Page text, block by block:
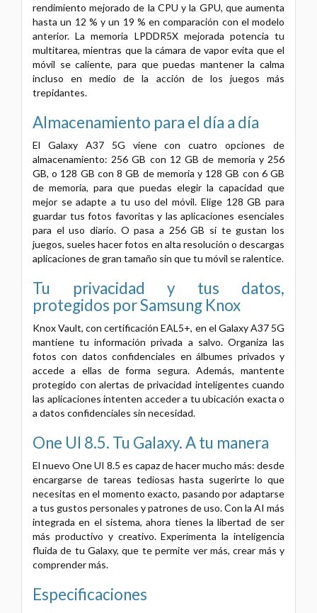
rendimiento mejorado de la CPU y la GPU, que aumenta
hasta un 12 % y un 19 % en comparación con el modelo
anterior. La memoria LPDDR5X mejorada potencia tu
multitarea, mientras que la cámara de vapor evita que el
móvil se caliente, para que puedas mantener la calma
incluso en medio de la acción de los juegos más
trepidantes.
Almacenamiento para el día a día
El Galaxy A37 5G viene con cuatro opciones de
almacenamiento: 256 GB con 12 GB de memoria y 256
GB, o 128 GB con 8 GB de memoria y 128 GB con 6 GB
de memoria, para que puedas elegir la capacidad que
mejor se adapte a tu uso del móvil. Elige 128 GB para
guardar tus fotos favoritas y las aplicaciones esenciales
para el uso diario. O pasa a 256 GB si te gustan los
juegos, sueles hacer fotos en alta resolución o descargas
aplicaciones de gran tamaño sin que tu móvil se ralentice.
Tu privacidad y tus datos,
protegidos por Samsung Knox
Knox Vault, con certificación EAL5+, en el Galaxy A37 5G
mantiene tu información privada a salvo. Organiza las
fotos con datos confidenciales en álbumes privados y
accede a ellas de forma segura. Además, mantente
protegido con alertas de privacidad inteligentes cuando
las aplicaciones intenten acceder a tu ubicación exacta o
a datos confidenciales sin necesidad.
One UI 8.5. Tu Galaxy. A tu manera
El nuevo One UI 8.5 es capaz de hacer mucho más: desde
encargarse de tareas tediosas hasta sugerirte lo que
necesitas en el momento exacto, pasando por adaptarse
a tus gustos personales y patrones de uso. Con la AI más
integrada en el sistema, ahora tienes la libertad de ser
más productivo y creativo. Experimenta la inteligencia
fluida de tu Galaxy, que te permite ver más, crear más y
comprender más.
Especificaciones